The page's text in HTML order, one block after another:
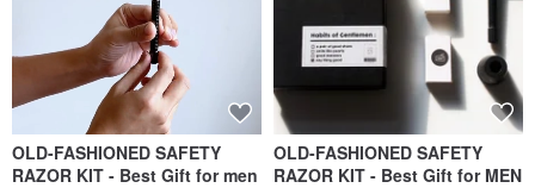
OLD-FASHIONED SAFETY
RAZOR KIT - Best Gift for men
OLD-FASHIONED SAFETY
RAZOR KIT - Best Gift for MEN